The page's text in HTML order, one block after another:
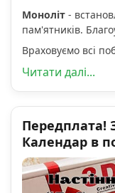
Моноліт -
пам'ятників.
Враховуємо всі
Читати далі...
Передплата!
Календар в